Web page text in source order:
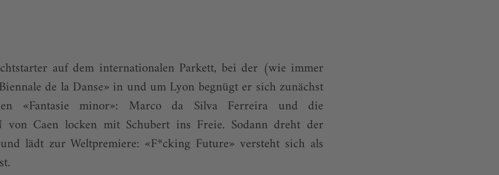
auf dem internationalen Parkett, bei der (wie immer
de la Danse» in und um Lyon begnügt er sich zunächst
«Fantasie minor»: Marco da Silva Ferreira und die
von Caen locken mit Schubert ins Freie. Sodann dreht der
lädt zur Weltpremiere: «F*cking Future» versteht sich als